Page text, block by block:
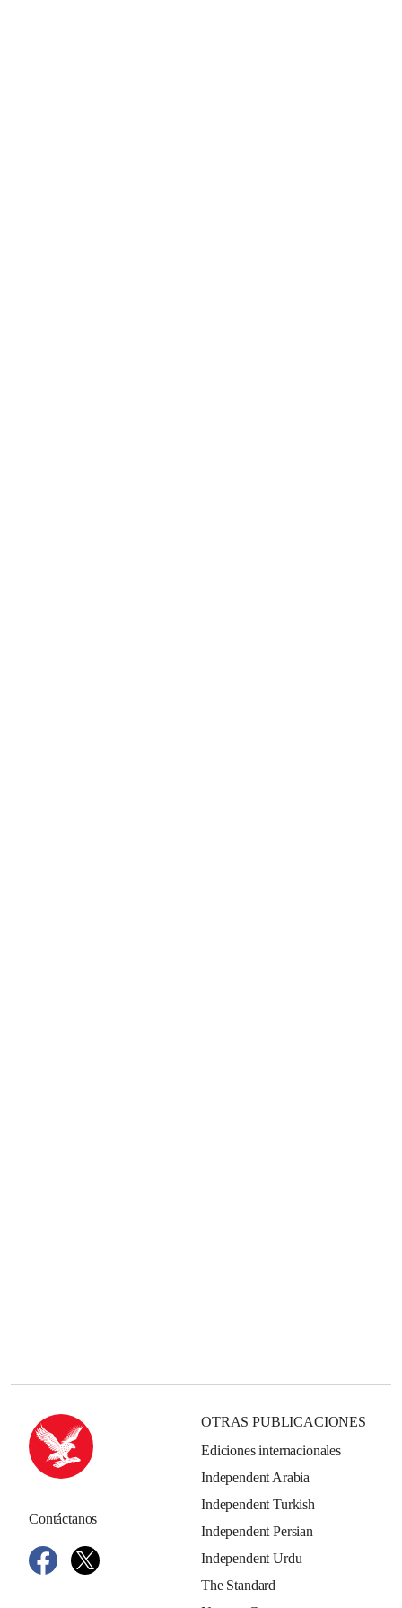
Contáctanos
OTRAS PUBLICACIONES
Ediciones internacionales
Independent Arabia
Independent Turkish
Independent Persian
Independent Urdu
The Standard